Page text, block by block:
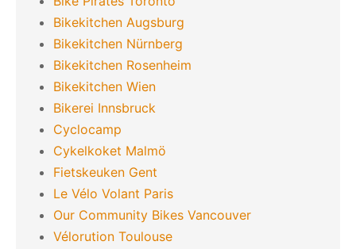
Bikekitchen Augsburg
Bikekitchen Nürnberg
Bikekitchen Rosenheim
Bikekitchen Wien
Bikerei Innsbruck
Cyclocamp
Cykelkoket Malmö
Fietskeuken Gent
Le Vélo Volant Paris
Our Community Bikes Vancouver
Vélorution Toulouse